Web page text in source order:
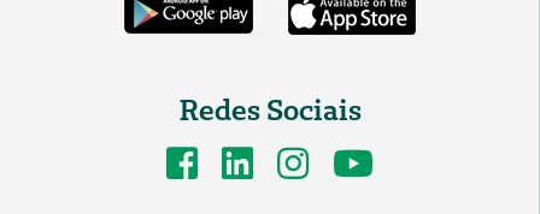
Redes Sociais